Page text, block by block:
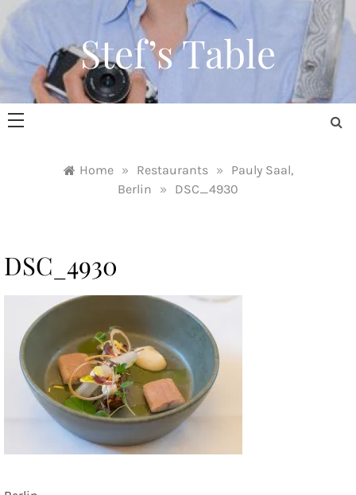
Skip
content
Stef’s Table
Home » Restaurants »
Pauly Saal,
Berlin
» DSC_4930
DSC_4930